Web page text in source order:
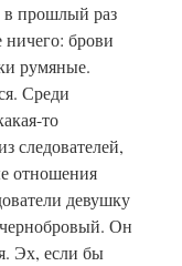
в прошлый раз
ничего: брови
румяные.
Среди
то
следователей,
отношения
девушку
Он
Эх, если бы